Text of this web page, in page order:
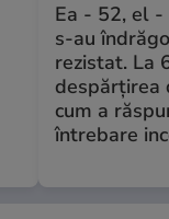
Ea - 52, el -
s-au
rezistat. La
despărțirea
cum a
întrebare